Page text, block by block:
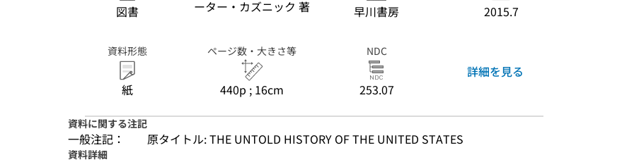
図書
ーター・カズニック 著
早川書房 2015.7
資料形態
紙
ページ数・大きさ等
440p ; 16cm
NDC
253.07
詳細を見る
資料に関する注記
一般注記： 原タイトル: THE UNTOLD HISTORY OF THE UNITED STATES
資料詳細